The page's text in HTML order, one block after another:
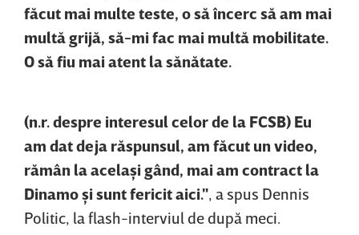
făcut mai multe teste, o să încerc să am mai
multă grijă, să-mi fac mai multă mobilitate.
O să fiu mai atent la sănătate.
(n.r. despre interesul celor de la FCSB) Eu
am dat deja răspunsul, am făcut un video,
rămân la acelaşi gând, mai am contract la
Dinamo şi sunt fericit aici.", a spus Dennis
Politic, la flash-interviul de după meci.